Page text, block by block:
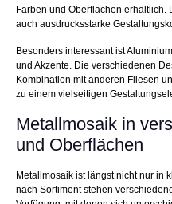
Farben und Oberflächen
auch ausdrucksstarke
Besonders interessant ist
und Akzente. Die verschiedenen
Kombination mit anderen Fliesen
zu einem vielseitigen
Metallmosaik in
und Oberflächen
Metallmosaik ist längst nicht nur in
nach Sortiment stehen